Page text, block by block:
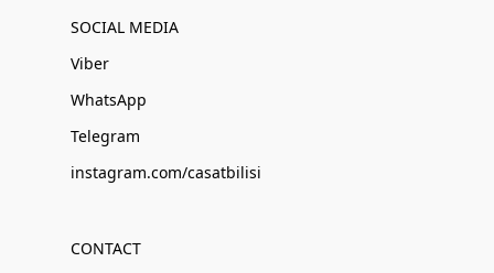
SOCIAL MEDIA
Viber
WhatsApp
Telegram
instagram.com/casatbilisi
CONTACT